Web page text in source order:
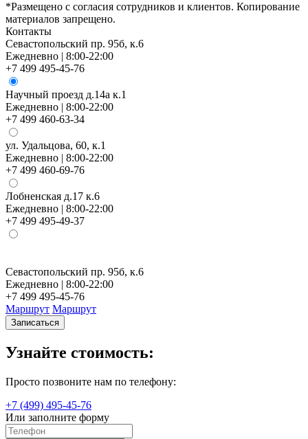
*Размещено с согласия сотрудников и клиентов. Копирование
материалов запрещено.
Контакты
Севастопольский пр. 95б, к.6
Ежедневно | 8:00-22:00
+7 499 495-45-76
Научный проезд д.14а к.1
Ежедневно | 8:00-22:00
+7 499 460-63-34
ул. Удальцова, 60, к.1
Ежедневно | 8:00-22:00
+7 499 460-69-76
Лобненская д.17 к.6
Ежедневно | 8:00-22:00
+7 499 495-49-37
Севастопольский пр. 95б, к.6
Ежедневно | 8:00-22:00
+7 499 495-45-76
Маршрут Маршрут
Записаться
Узнайте стоимость:
Просто позвоните нам по телефону:
+7 (499) 495-45-76
Или заполните форму